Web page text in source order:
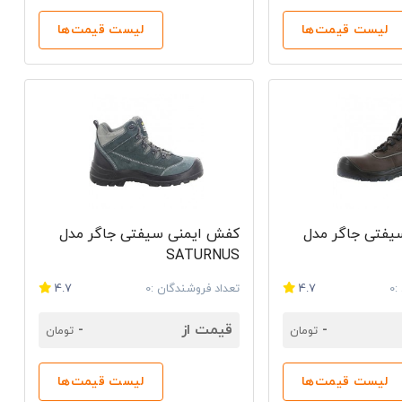
کفش اصل معمولاً کیفیت دوخت بالاتری دارد. همچنین
و اصل بودن کالا راحت کند.
اما استاندارد واقعی ندارند. در مقابل، کفش کار سیفتی
نمایندگی سیفتی جاگر در تهران این امکان را فراهم می‌کند که خریداران با اطمینان بیشتری به مدل‌های اصل Safety Jogger دسترسی داشته
تخصصی در حوزه تجهیزات ایمنی، شرایطی را ایجاد کرده
لیست قیمت‌ها لیست قیمت‌ها
جاگر مدل
4.7
- تومان
لیست قیمت‌ها
کفش ایمنی سیفتی جاگر مدل
SATURNUS
تعداد فروشندگان :0 4.7
قیمت از - تومان
لیست قیمت‌ها